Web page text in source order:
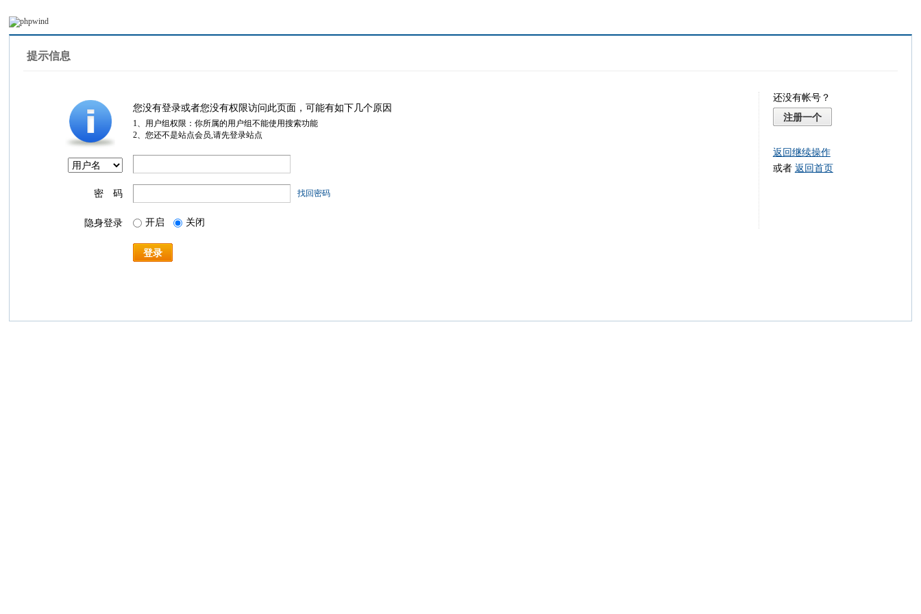
提示信息
您没有登录或者您没有权限访问此页面，可能有如下几个原因
1、用户组权限：你所属的用户组不能使用搜索功能
2、您还不是站点会员,请先登录站点
密 码 找回密码
隐身登录 开启 关闭
登录
还没有帐号？
注册一个
返回继续操作
或者 返回首页